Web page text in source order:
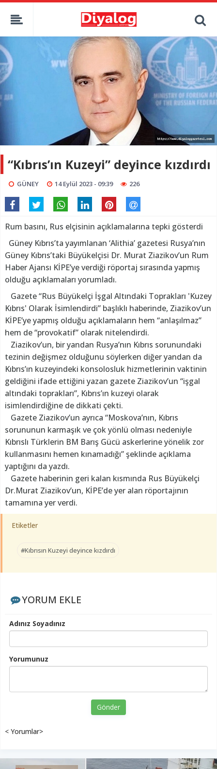
“Kıbrıs’ın Kuzeyi” deyince kızdırdı
GÜNEY 14 Eylül 2023 - 09:39 226
Rum basını, Rus elçisinin açıklamalarına tepki gösterdi
Güney Kıbrıs’ta yayımlanan ‘Alithia’ gazetesi Rusya’nın
Güney Kıbrıs’taki Büyükelçisi Dr. Murat Ziazikov’un Rum
Haber Ajansı KİPE’ye verdiği röportaj sırasında yapmış
olduğu açıklamaları yorumladı.
Gazete “Rus Büyükelçi İşgal Altındaki Toprakları 'Kuzey
Kıbrıs' Olarak İsimlendirdi” başlıklı haberinde, Ziazikov’un
KİPE’ye yapmış olduğu açıklamaların hem “anlaşılmaz”
hem de “provokatif” olarak nitelendirdi.
Ziazikov’un, bir yandan Rusya’nın Kıbrıs sorunundaki
tezinin değişmez olduğunu söylerken diğer yandan da
Kıbrıs’ın kuzeyindeki konsolosluk hizmetlerinin vaktinin
geldiğini ifade ettiğini yazan gazete Ziazikov’un “işgal
altındaki toprakları”, Kıbrıs’ın kuzeyi olarak
isimlendirdiğine de dikkati çekti.
Gazete Ziazikov’un ayrıca “Moskova’nın, Kıbrıs
sorununun karmaşık ve çok yönlü olması nedeniyle
Kıbrıslı Türklerin BM Barış Gücü askerlerine yönelik zor
kullanmasını hemen kınamadığı” şeklinde açıklama
yaptığını da yazdı.
Gazete haberinin geri kalan kısmında Rus Büyükelçi
Dr.Murat Ziazikov’un, KİPE’de yer alan röportajının
tamamına yer verdi.
Etiketler
#Kıbrısın Kuzeyi deyince kızdırdı
YORUM EKLE
Adınız Soyadınız
Yorumunuz
Gönder
< Yorumlar>